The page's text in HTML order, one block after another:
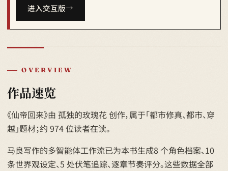
进入交互版
OVERVIEW
作品速览
《仙帝回来》由 孤独的玫瑰花 创作，属于「都市修真、都市、穿
越」题材；约 974 位读者在读。
马良写作的多智能体工作流已为本书生成8 个角色档案、10
条世界观设定、5 处伏笔追踪、逐章节奏评分。这些数据全部